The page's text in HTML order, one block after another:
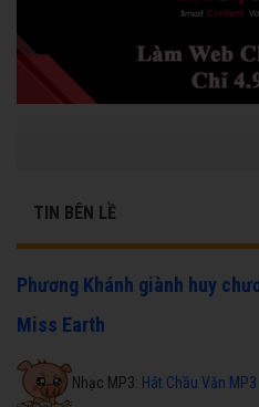
TIN BÊN LỀ
Phương Khánh giành huy
Miss Earth
Nhạc MP3: Hát Chầu Văn MP3